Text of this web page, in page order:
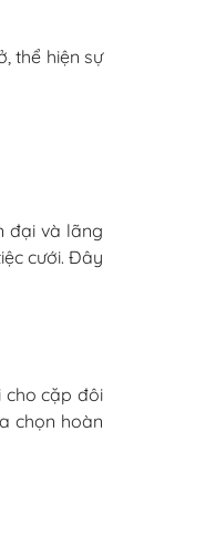
thể hiện sự
đại và lãng
cưới. Đây
cho cặp đôi
chọn hoàn